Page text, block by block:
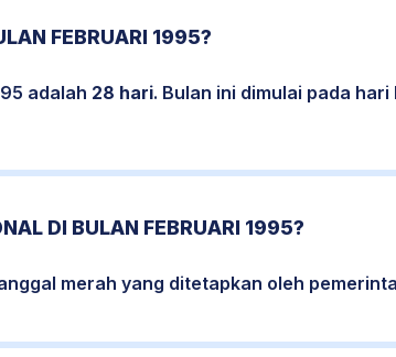
FEBRUARI 1995?
adalah 28 hari. Bulan ini dimulai pada
DI BULAN FEBRUARI 1995?
merah yang ditetapkan oleh